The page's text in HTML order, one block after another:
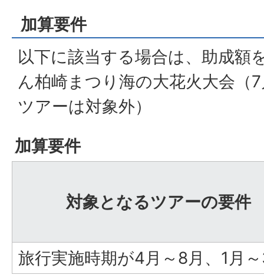
加算要件
以下に該当する場合は、助成額
ん柏崎まつり海の大花火大会（
ツアーは対象外）
加算要件
対象となるツアーの要件
旅行実施時期が4月～8月、1月